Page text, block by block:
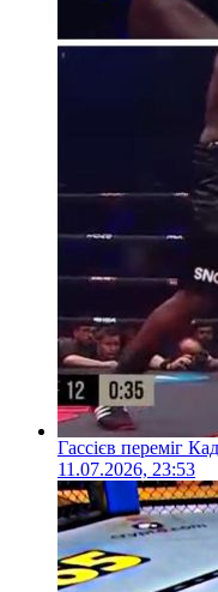
Гассієв переміг
11.07.2026, 23:53